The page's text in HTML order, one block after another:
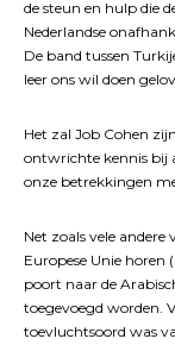
de steun en hulp die
Nederlandse
De band tussen
leer ons wil doen
Het zal Job Cohen
ontwrichte kennis bij
onze betrekkingen
Net zoals vele andere
Europese Unie horen
poort naar de
toegevoegd worden.
toevluchtsoord was